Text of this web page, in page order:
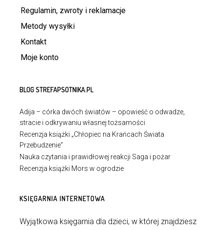
Regulamin, zwroty i reklamacje
Metody wysyłki
Kontakt
Moje konto
BLOG STREFAPSOTNIKA.PL
Adija – córka dwóch światów – opowieść o odwadze,
stracie i odkrywaniu własnej tożsamości
Recenzja książki „Chłopiec na Krańcach Świata
Przebudzenie”
Nauka czytania i prawidłowej reakcji Saga i pożar
Recenzja książki Mors w ogrodzie
KSIĘGARNIA INTERNETOWA
Wyjątkowa księgarnia dla dzieci, w której znajdziesz